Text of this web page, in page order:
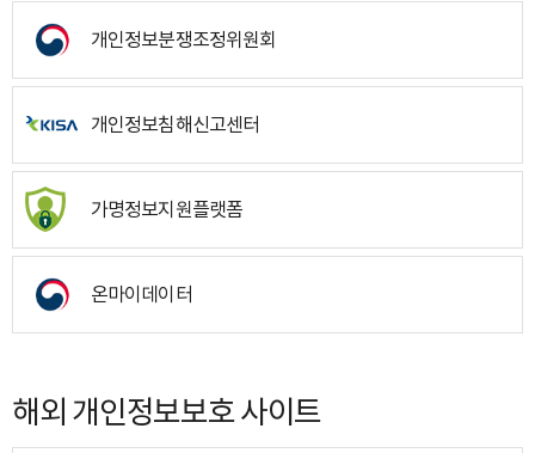
개인정보분쟁조정위원회
개인정보침해신고센터
가명정보지원플랫폼
온마이데이터
해외 개인정보보호 사이트